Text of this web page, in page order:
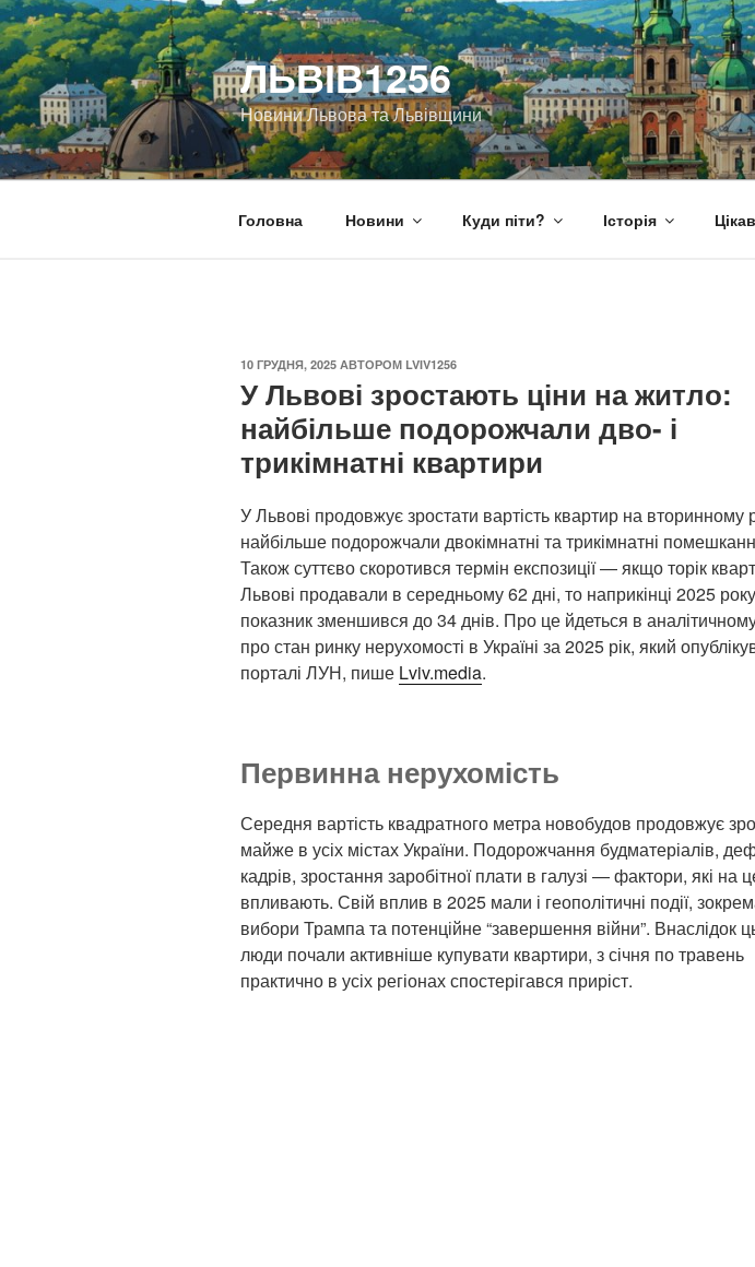
Перейти
до
вмісту
ЛЬВІВ1256
Новини Львова та Львівщини
Головна Новини Куди піти? Історія
ОПУБЛІКОВАНО
10 ГРУДНЯ, 2025 АВТОРОМ LVIV1256
У Львові зростають ціни на житло:
найбільше подорожчали дво- і
трикімнатні квартири
У Львові продовжує зростати вартість квартир на вторинному
найбільше подорожчали двокімнатні та трикімнатні
Також суттєво скоротився термін експозиції — якщо торік
Львові продавали в середньому 62 дні, то наприкінці 2025
показник зменшився до 34 днів. Про це йдеться в аналітичному
про стан ринку нерухомості в Україні за 2025 рік, який
порталі ЛУН, пише Lviv.media.
Первинна нерухомість
Середня вартість квадратного метра новобудов продовжує
майже в усіх містах України. Подорожчання будматеріалів,
кадрів, зростання заробітної плати в галузі — фактори, які на
впливають. Свій вплив в 2025 мали і геополітичні події,
вибори Трампа та потенційне “завершення війни”. Внаслідок
люди почали активніше купувати квартири, з січня по травень
практично в усіх регіонах спостерігався приріст.